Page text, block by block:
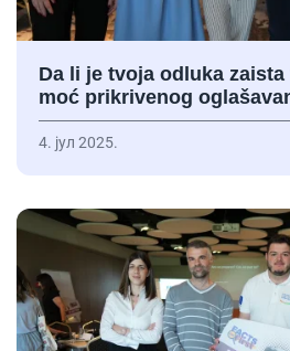
Da li je tvoja odluka
moć prikrivenog
4. јул 2025.